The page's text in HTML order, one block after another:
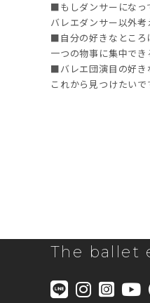
■もしダンサーになっ
バレエダンサー以外
■自分の好きなところ
一つの物事に集中でき
■バレエ団演目の好き
これから見つけたいで
The ballet